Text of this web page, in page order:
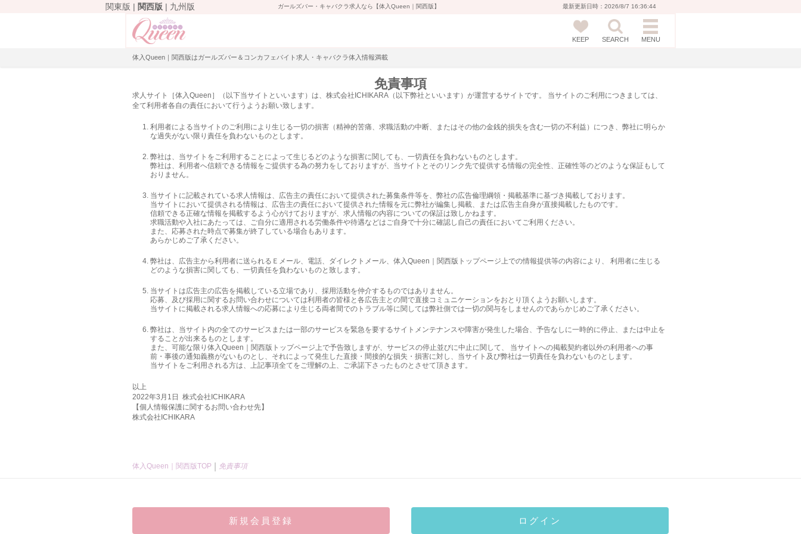
関東版 | 関西版 | 九州版 ガールズバー・キャバクラ求人なら【体入Queen｜関西版】 最新更新日時：2026/8/7 16:36:44
KEEP SEARCH MENU
体入Queen｜関西版はガールズバー＆コンカフェバイト求人・キャバクラ体入情報満載
免責事項
求人サイト［体入Queen］（以下当サイトといいます）は、株式会社ICHIKARA（以下弊社といいます）が運営するサイトです。 当サイトのご利用につきましては、
全て利用者各自の責任において行うようお願い致します。
利用者による当サイトのご利用により生じる一切の損害（精神的苦痛、求職活動の中断、またはその他の金銭的損失を含む一切の不利益）につき、弊社に明らか
な過失がない限り責任を負わないものとします。
弊社は、当サイトをご利用することによって生じるどのような損害に関しても、一切責任を負わないものとします。
弊社は、利用者へ信頼できる情報をご提供する為の努力をしておりますが、当サイトとそのリンク先で提供する情報の完全性、正確性等のどのような保証もして
おりません。
当サイトに記載されている求人情報は、広告主の責任において提供された募集条件等を、弊社の広告倫理綱領・掲載基準に基づき掲載しております。
当サイトにおいて提供される情報は、広告主の責任において提供された情報を元に弊社が編集し掲載、または広告主自身が直接掲載したものです。
信頼できる正確な情報を掲載するよう心がけておりますが、求人情報の内容についての保証は致しかねます。
求職活動や入社にあたっては、ご自分に適用される労働条件や待遇などはご自身で十分に確認し自己の責任においてご利用ください。
また、応募された時点で募集が終了している場合もあります。
あらかじめご了承ください。
弊社は、広告主から利用者に送られるＥメール、電話、ダイレクトメール、体入Queen｜関西版トップページ上での情報提供等の内容により、 利用者に生じる
どのような損害に関しても、一切責任を負わないものと致します。
当サイトは広告主の広告を掲載している立場であり、採用活動を仲介するものではありません。
応募、及び採用に関するお問い合わせについては利用者の皆様と各広告主との間で直接コミュニケーションをおとり頂くようお願いします。
当サイトに掲載される求人情報への応募により生じる両者間でのトラブル等に関しては弊社側では一切の関与をしませんのであらかじめご了承ください。
弊社は、当サイト内の全てのサービスまたは一部のサービスを緊急を要するサイトメンテナンスや障害が発生した場合、予告なしに一時的に停止、または中止を
することが出来るものとします。
また、可能な限り体入Queen｜関西版トップページ上で予告致しますが、サービスの停止並びに中止に関して、 当サイトへの掲載契約者以外の利用者への事
前・事後の通知義務がないものとし、それによって発生した直接・間接的な損失・損害に対し、当サイト及び弊社は一切責任を負わないものとします。
当サイトをご利用される方は、上記事項全てをご理解の上、ご承諾下さったものとさせて頂きます。
以上
2022年3月1日 株式会社ICHIKARA
【個人情報保護に関するお問い合わせ先】
株式会社ICHIKARA
体入Queen｜関西版TOP 免責事項
新規会員登録 ログイン